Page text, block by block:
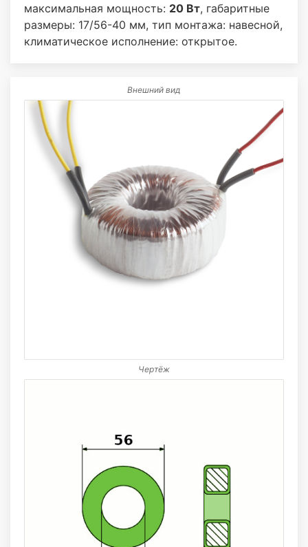
максимальная мощность: 20 Вт, габаритные
размеры: 17/56-40 мм, тип монтажа: навесной,
климатическое исполнение: открытое.
Внешний вид
Чертёж